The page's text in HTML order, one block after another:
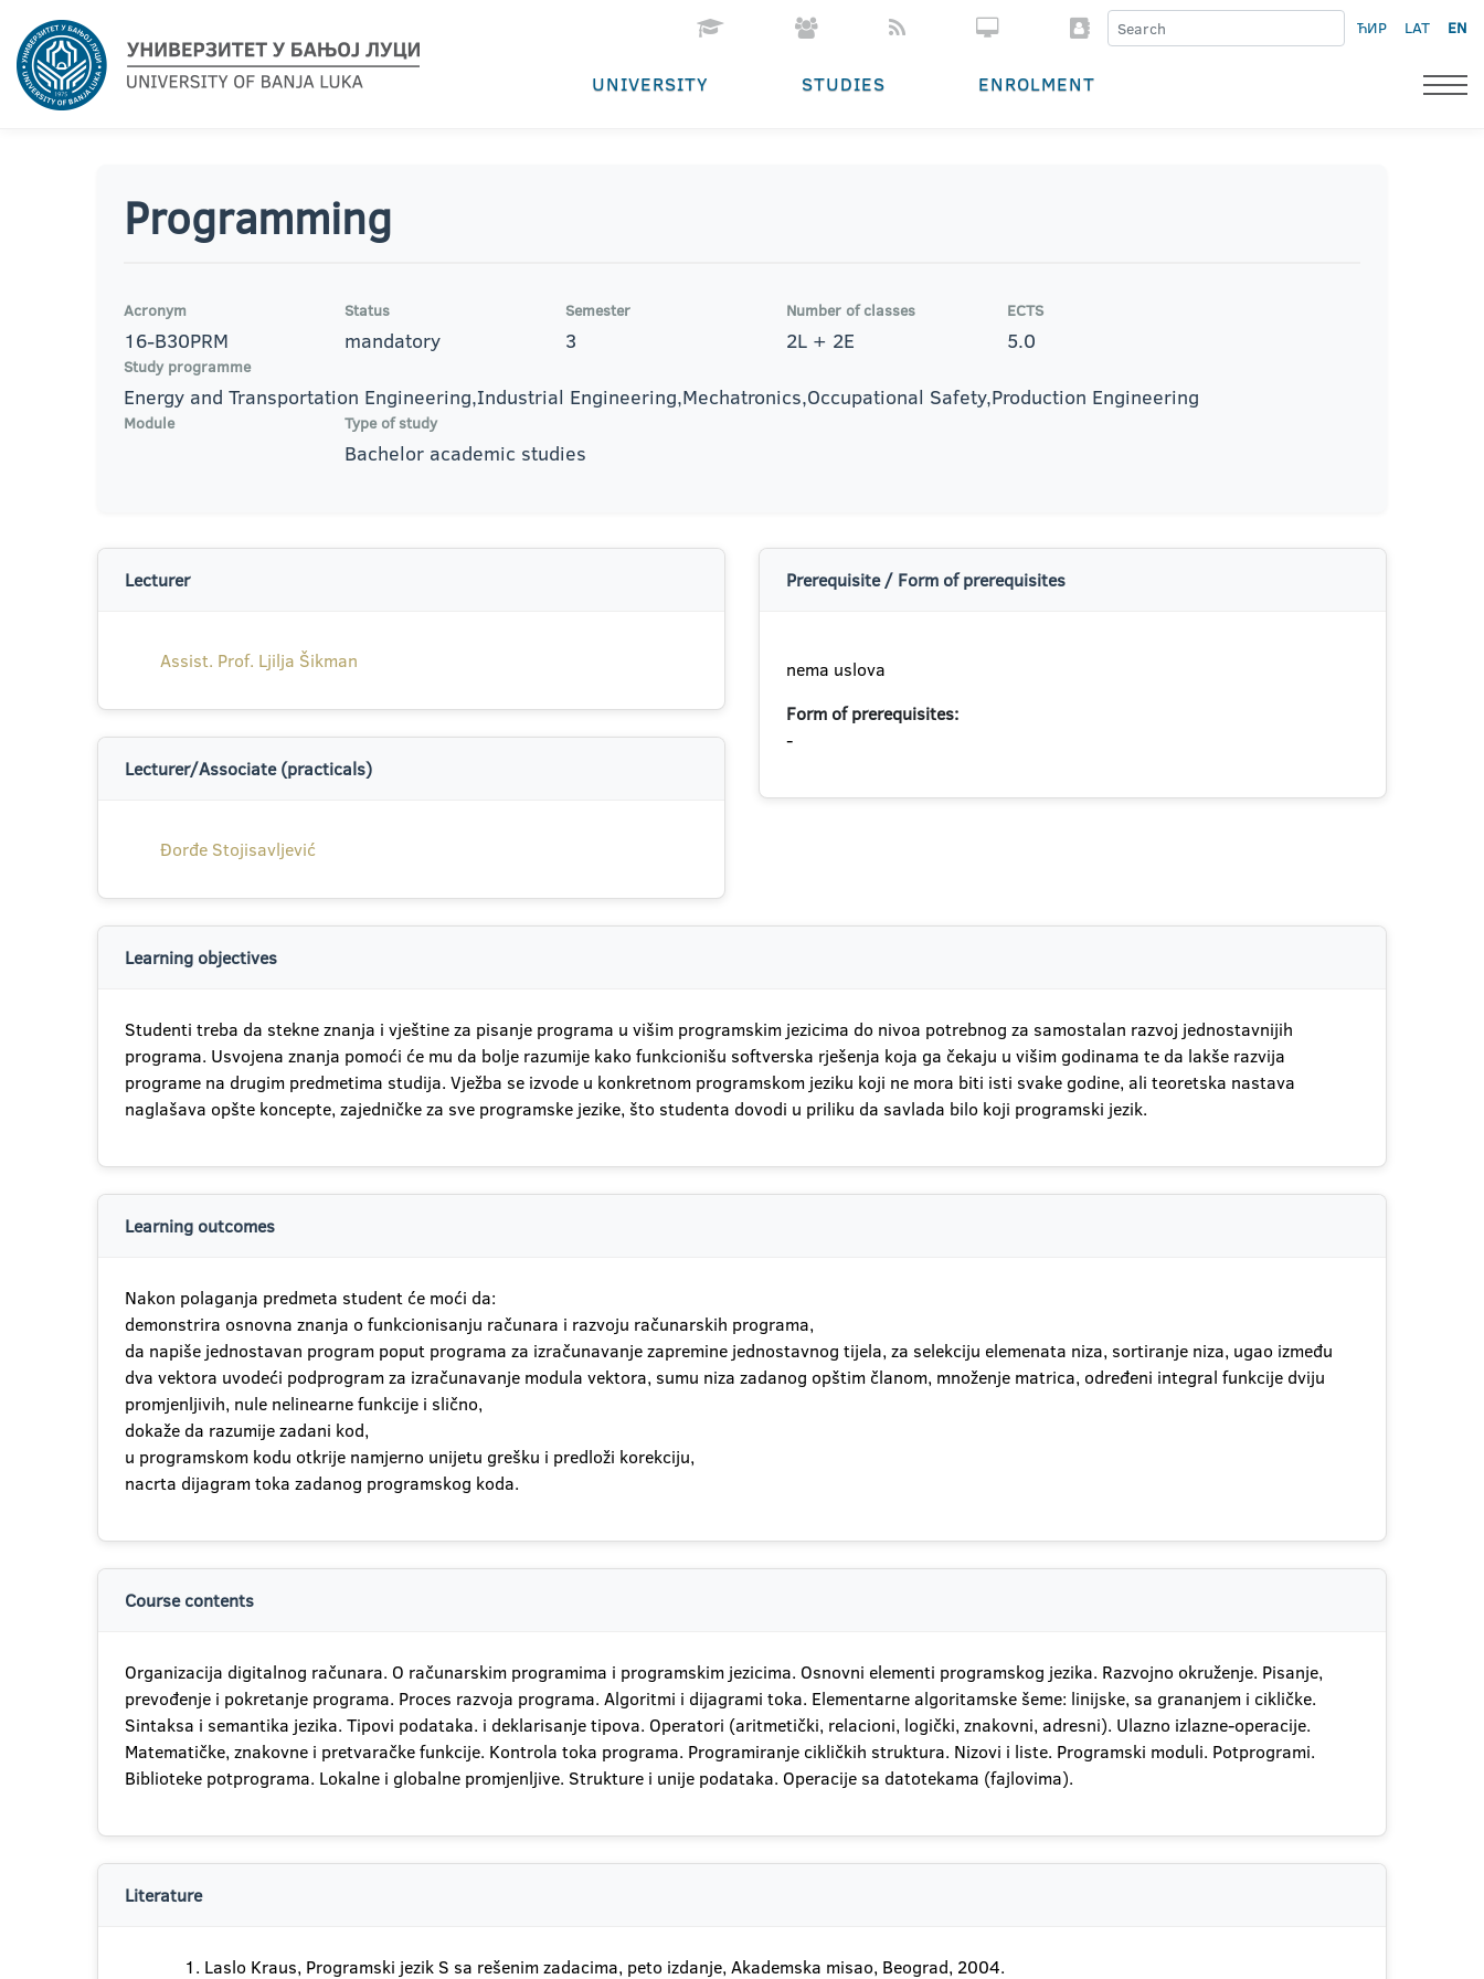
ЋИР LAT EN
UNIVERSITY STUDIES ENROLMENT
Programming
Acronym
16-B30PRM
Status
mandatory
Semester
3
Number of classes
2L + 2E
ECTS
5.0
Study programme
Energy and Transportation Engineering,Industrial Engineering,Mechatronics,Occupational Safety,Production Engineering
Module Type of study
Bachelor academic studies
Lecturer
Assist. Prof. Ljilja Šikman
Lecturer/Associate (practicals)
Đorđe Stojisavljević
Prerequisite / Form of prerequisites
nema uslova
Form of prerequisites:
-
Learning objectives
Studenti treba da stekne znanja i vještine za pisanje programa u višim programskim jezicima do nivoa potrebnog za samostalan razvoj jednostavnijih
programa. Usvojena znanja pomoći će mu da bolje razumije kako funkcionišu softverska rješenja koja ga čekaju u višim godinama te da lakše razvija
programe na drugim predmetima studija. Vježba se izvode u konkretnom programskom jeziku koji ne mora biti isti svake godine, ali teoretska nastava
naglašava opšte koncepte, zajedničke za sve programske jezike, što studenta dovodi u priliku da savlada bilo koji programski jezik.
Learning outcomes
Nakon polaganja predmeta student će moći da:
demonstrira osnovna znanja o funkcionisanju računara i razvoju računarskih programa,
da napiše jednostavan program poput programa za izračunavanje zapremine jednostavnog tijela, za selekciju elemenata niza, sortiranje niza, ugao između
dva vektora uvodeći podprogram za izračunavanje modula vektora, sumu niza zadanog opštim članom, množenje matrica, određeni integral funkcije dviju
promjenljivih, nule nelinearne funkcije i slično,
dokaže da razumije zadani kod,
u programskom kodu otkrije namjerno unijetu grešku i predloži korekciju,
nacrta dijagram toka zadanog programskog koda.
Course contents
Organizacija digitalnog računara. O računarskim programima i programskim jezicima. Osnovni elementi programskog jezika. Razvojno okruženje. Pisanje,
prevođenje i pokretanje programa. Proces razvoja programa. Algoritmi i dijagrami toka. Elementarne algoritamske šeme: linijske, sa grananjem i cikličke.
Sintaksa i semantika jezika. Tipovi podataka. i deklarisanje tipova. Operatori (aritmetički, relacioni, logički, znakovni, adresni). Ulazno izlazne-operacije.
Matematičke, znakovne i pretvaračke funkcije. Kontrola toka programa. Programiranje cikličkih struktura. Nizovi i liste. Programski moduli. Potprogrami.
Biblioteke potprograma. Lokalne i globalne promjenljive. Strukture i unije podataka. Operacije sa datotekama (fajlovima).
Literature
Laslo Kraus, Programski jezik S sa rešenim zadacima, peto izdanje, Akademska misao, Beograd, 2004.